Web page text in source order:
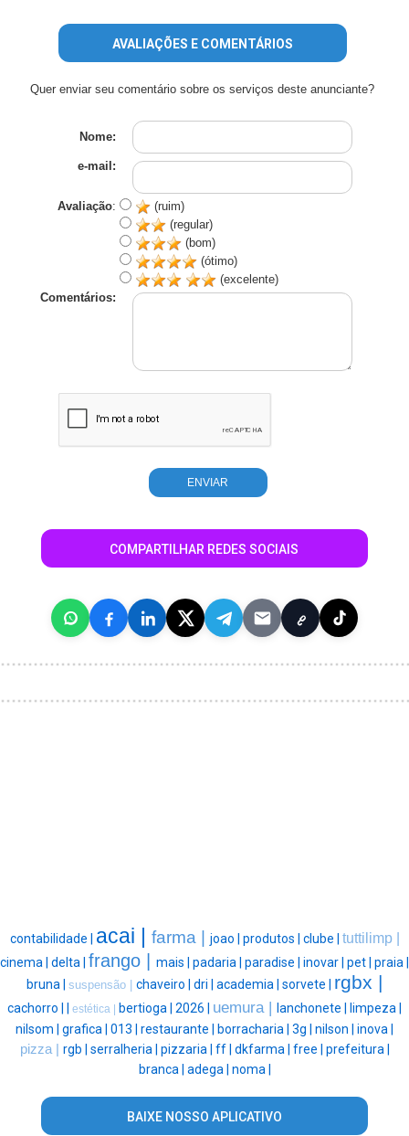
AVALIAÇÕES E COMENTÁRIOS
Quer enviar seu comentário sobre os serviços deste anunciante?
Nome:
e-mail:
Avaliação:
(ruim)
(regular)
(bom)
(ótimo)
(excelente)
Comentários:
COMPARTILHAR REDES SOCIAIS
contabilidade | acai | farma | joao | produtos | clube | tuttilimp |
cinema | delta | frango | mais | padaria | paradise | inovar | pet | praia |
bruna | suspensão | chaveiro | dri | academia | sorvete | rgbx |
cachorro | estética | bertioga | 2026 | uemura | lanchonete |
limpeza |
nilsom | grafica | 013 | restaurante | borracharia | 3g | nilson | inova |
pizza | rgb | serralheria | pizzaria | ff | dkfarma | free | prefeitura |
branca | adega | noma |
BAIXE NOSSO APLICATIVO